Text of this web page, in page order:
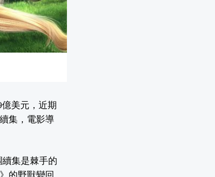
美元，近期
集，電影導
集是棘手的
的野獸變回